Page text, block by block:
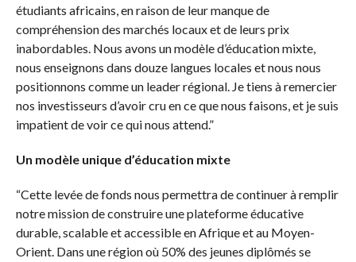
étudiants africains, en raison de leur manque de
compréhension des marchés locaux et de leurs prix
inabordables. Nous avons un modèle d’éducation mixte,
nous enseignons dans douze langues locales et nous nous
positionnons comme un leader régional. Je tiens à remercier
nos investisseurs d’avoir cru en ce que nous faisons, et je suis
impatient de voir ce qui nous attend.”
Un modèle unique d’éducation mixte
“Cette levée de fonds nous permettra de continuer à remplir
notre mission de construire une plateforme éducative
durable, scalable et accessible en Afrique et au Moyen-
Orient. Dans une région où 50% des jeunes diplômés se